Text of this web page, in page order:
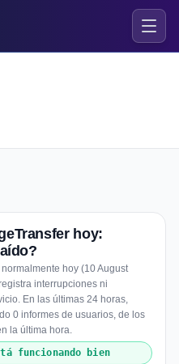
hoy:
hoy (10 August
interrupciones ni
En las últimas 24 horas,
0 informes de usuarios, de los
la última hora.
funcionando bien